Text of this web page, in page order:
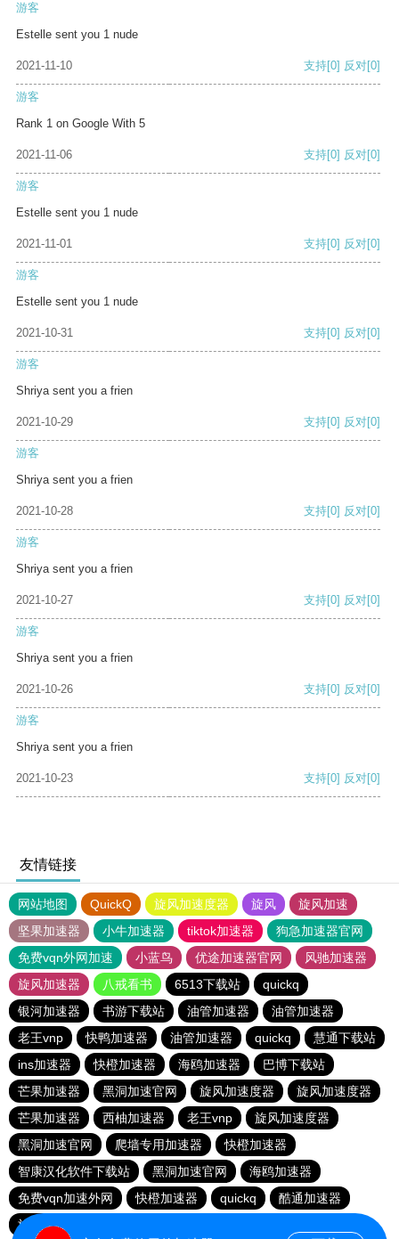
游客
Estelle sent you 1 nude
2021-11-10 支持[0] 反对[0]
游客
Rank 1 on Google With 5
2021-11-06 支持[0] 反对[0]
游客
Estelle sent you 1 nude
2021-11-01 支持[0] 反对[0]
游客
Estelle sent you 1 nude
2021-10-31 支持[0] 反对[0]
游客
Shriya sent you a frien
2021-10-29 支持[0] 反对[0]
游客
Shriya sent you a frien
2021-10-28 支持[0] 反对[0]
游客
Shriya sent you a frien
2021-10-27 支持[0] 反对[0]
游客
Shriya sent you a frien
2021-10-26 支持[0] 反对[0]
游客
Shriya sent you a frien
2021-10-23 支持[0] 反对[0]
友情链接
网站地图 QuickQ 旋风加速度器 旋风
旋风加速
坚果加速器
小牛加速器 tiktok加速器
狗急加速器官网
免费vqn外网加速
小蓝鸟 优途加速器官网
风驰加速器
旋风加速器
八戒看书 6513下载站
quickq
银河加速器
书游下载站 油管加速器
油管加速器
老王vnp
快鸭加速器 油管加速器 quickq
慧通下载站
ins加速器
快橙加速器 海鸥加速器
巴博下载站
芒果加速器
黑洞加速官网 旋风加速度器
旋风加速度器
芒果加速器
西柚加速器 老王vnp
旋风加速度器
黑洞加速官网
爬墙专用加速器
快橙加速器
智康汉化软件下载站
黑洞加速官网
海鸥加速器
免费vqn加速外网
快橙加速器 quickq
酷通加速器
旋风加速度器